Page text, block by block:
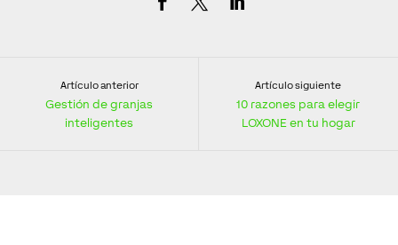
Artículo anterior
Gestión de granjas
inteligentes
Artículo siguiente
10 razones para elegir
LOXONE en tu hogar